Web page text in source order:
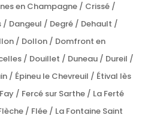
en Champagne / Crissé /
/ Dangeul / Degré / Dehault /
/ Dollon / Domfront en
/ Douillet / Duneau / Dureil /
/ Épineu le Chevreuil / Étival lès
/ Fercé sur Sarthe / La Ferté
/ Flée / La Fontaine Saint